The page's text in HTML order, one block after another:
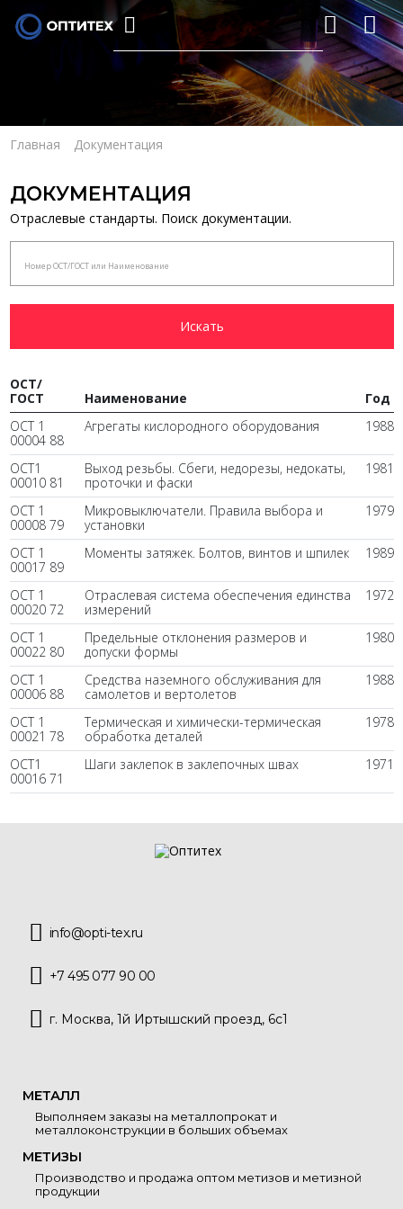
Главная Документация
ДОКУМЕНТАЦИЯ
Отраслевые стандарты. Поиск документации.
ОСТ/
ГОСТ
Наименование
Год
ОСТ 1
00004 88
Агрегаты кислородного оборудования 1988
ОСТ1
00010 81
Выход резьбы. Сбеги, недорезы, недокаты,
проточки и фаски
1981
ОСТ 1
00008 79
Микровыключатели. Правила выбора и
установки
1979
ОСТ 1
00017 89
Моменты затяжек. Болтов, винтов и шпилек 1989
ОСТ 1
00020 72
Отраслевая система обеспечения единства
измерений
1972
ОСТ 1
00022 80
Предельные отклонения размеров и
допуски формы
1980
ОСТ 1
00006 88
Средства наземного обслуживания для
самолетов и вертолетов
1988
ОСТ 1
00021 78
Термическая и химически-термическая
обработка деталей
1978
ОСТ1
00016 71
Шаги заклепок в заклепочных швах 1971
info@opti-tex.ru
+7 495 077 90 00
г. Москва, 1й Иртышский проезд, 6с1
МЕТАЛЛ
Выполняем заказы на металлопрокат и
металлоконструкции в больших объемах
МЕТИЗЫ
Производство и продажа оптом метизов и метизной
продукции